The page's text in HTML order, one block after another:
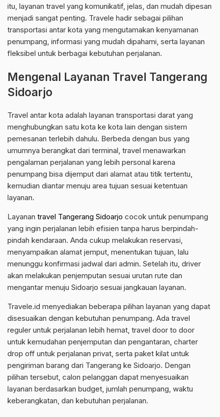
itu, layanan travel yang komunikatif, jelas, dan mudah dipesan
menjadi sangat penting. Travele hadir sebagai pilihan
transportasi antar kota yang mengutamakan kenyamanan
penumpang, informasi yang mudah dipahami, serta layanan
fleksibel untuk berbagai kebutuhan perjalanan.
Mengenal Layanan Travel Tangerang
Sidoarjo
Travel antar kota adalah layanan transportasi darat yang
menghubungkan satu kota ke kota lain dengan sistem
pemesanan terlebih dahulu. Berbeda dengan bus yang
umumnya berangkat dari terminal, travel menawarkan
pengalaman perjalanan yang lebih personal karena
penumpang bisa dijemput dari alamat atau titik tertentu,
kemudian diantar menuju area tujuan sesuai ketentuan
layanan.
Layanan travel Tangerang Sidoarjo cocok untuk penumpang
yang ingin perjalanan lebih efisien tanpa harus berpindah-
pindah kendaraan. Anda cukup melakukan reservasi,
menyampaikan alamat jemput, menentukan tujuan, lalu
menunggu konfirmasi jadwal dari admin. Setelah itu, driver
akan melakukan penjemputan sesuai urutan rute dan
mengantar menuju Sidoarjo sesuai jangkauan layanan.
Travele.id menyediakan beberapa pilihan layanan yang dapat
disesuaikan dengan kebutuhan penumpang. Ada travel
reguler untuk perjalanan lebih hemat, travel door to door
untuk kemudahan penjemputan dan pengantaran, charter
drop off untuk perjalanan privat, serta paket kilat untuk
pengiriman barang dari Tangerang ke Sidoarjo. Dengan
pilihan tersebut, calon pelanggan dapat menyesuaikan
layanan berdasarkan budget, jumlah penumpang, waktu
keberangkatan, dan kebutuhan perjalanan.